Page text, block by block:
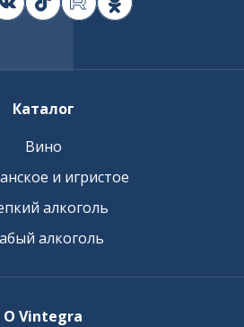
Каталог
Вино
и игристое
алкоголь
алкоголь
О Vintegra